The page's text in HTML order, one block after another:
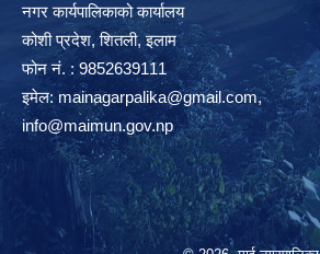
नगर कार्यपालिकाको कार्यालय
कोशी प्रदेश, शितली, इलाम
फोन नं. : 9852639111
इमेल:mainagarpalika@gmail.com,
info@maimun.gov.np